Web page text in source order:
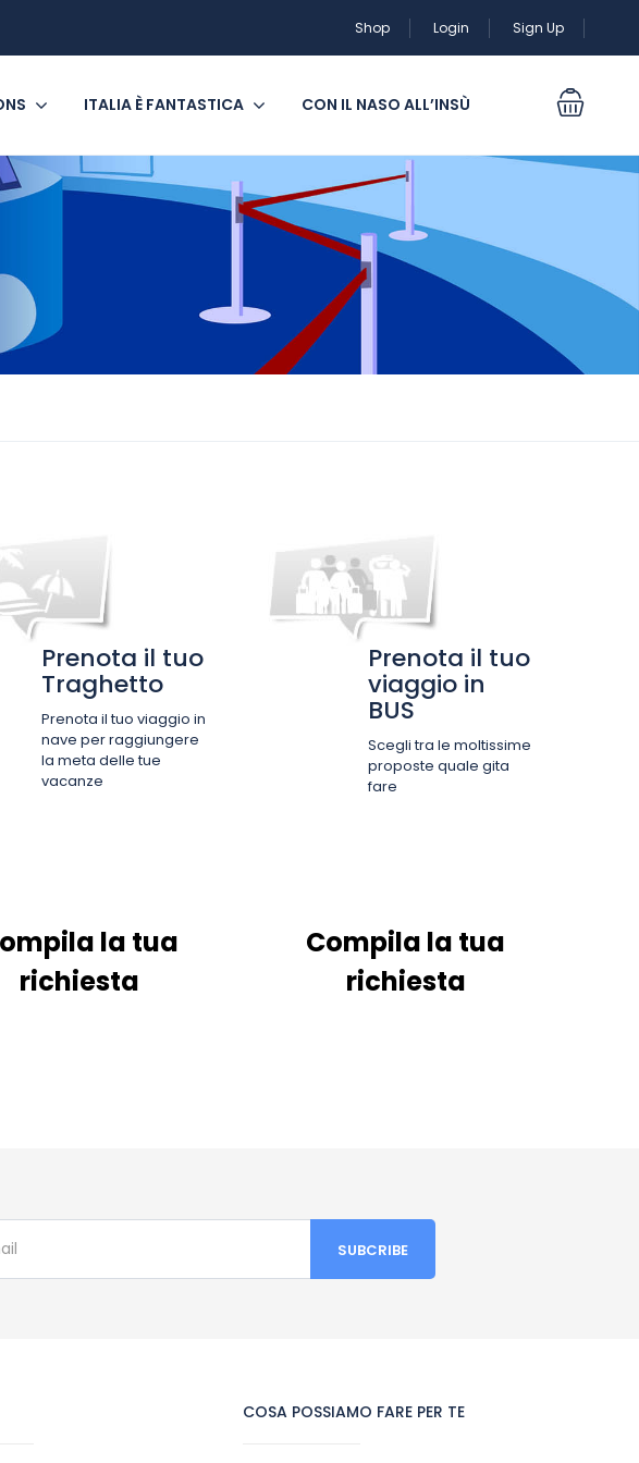
Shop Login Sign Up
ITALIA È FANTASTICA CON IL NASO ALL’INSÙ
Prenota il tuo
Traghetto
Prenota il tuo viaggio in
nave per raggiungere
la meta delle tue
vacanze
Prenota il tuo
viaggio in
BUS
Scegli tra le moltissime
proposte quale gita
fare
la tua
richiesta
Compila la tua
richiesta
COSA POSSIAMO FARE PER TE